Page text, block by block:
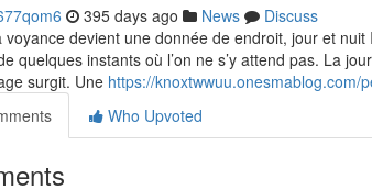
395 days ago News
Discuss
voyance devient une donnée de endroit, jour et
quelques instants où l’on ne s’y attend pas. La
surgit. Une https://knoxtwwuu.onesmablog.com/
Who Upvoted